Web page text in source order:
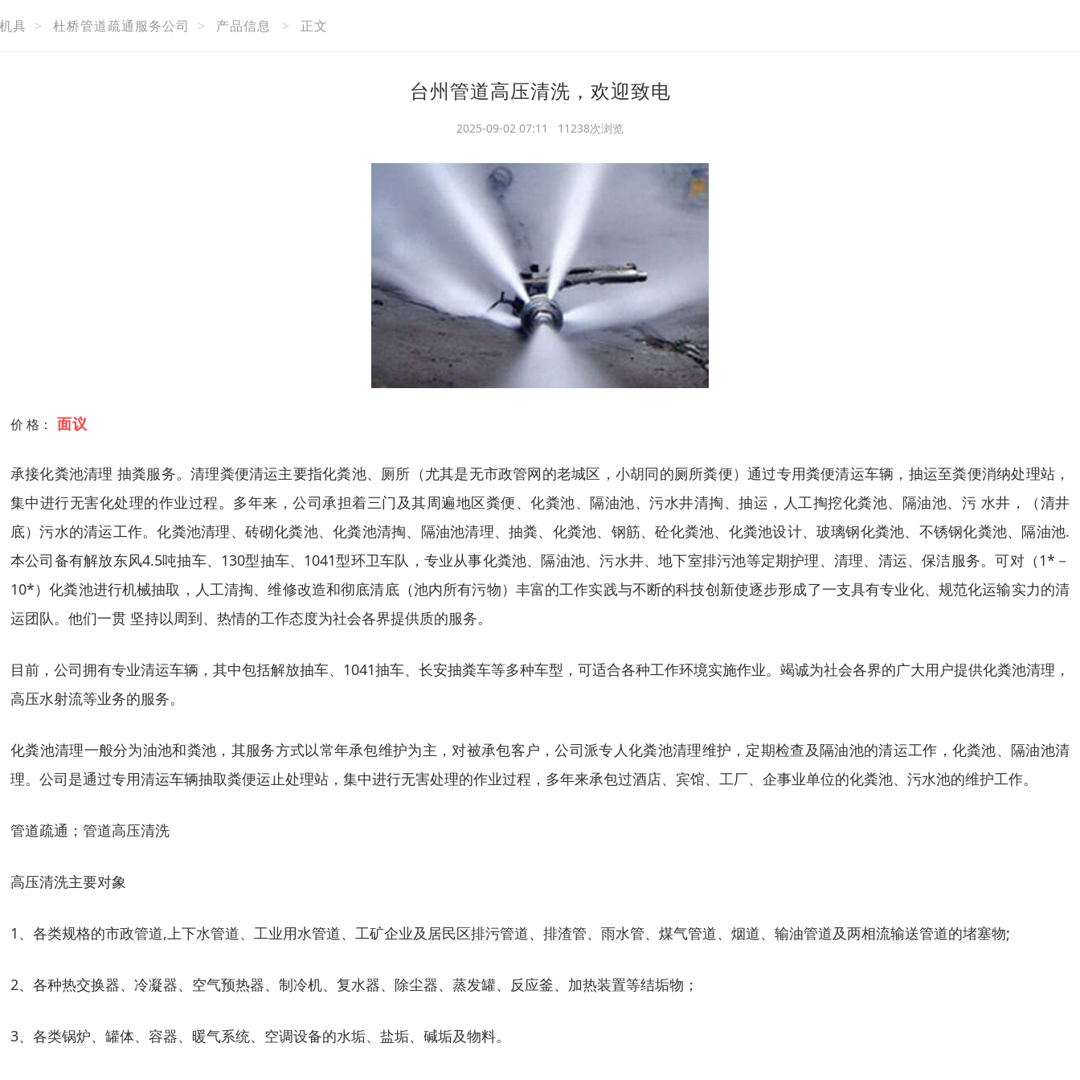
具 > 杜桥管道疏通服务公司 > 产品信息 > 正文
台州管道高压清洗，欢迎致电
2025-09-02 07:11 11238次浏览
价 格： 面议
承接化粪池清理 抽粪服务。清理粪便清运主要指化粪池、厕所（尤其是无市政管网的老城区，小胡同的厕所粪便）通过专用粪便清运车辆，抽运至粪便消纳处理站，
集中进行无害化处理的作业过程。多年来，公司承担着三门及其周遍地区粪便、化粪池、隔油池、污水井清掏、抽运，人工掏挖化粪池、隔油池、污 水井，（清井
底）污水的清运工作。化粪池清理、砖砌化粪池、化粪池清掏、隔油池清理、抽粪、化粪池、钢筋、砼化粪池、化粪池设计、玻璃钢化粪池、不锈钢化粪池、隔油池.
本公司备有解放东风4.5吨抽车、130型抽车、1041型环卫车队，专业从事化粪池、隔油池、污水井、地下室排污池等定期护理、清理、清运、保洁服务。可对（1*－
10*）化粪池进行机械抽取，人工清掏、维修改造和彻底清底（池内所有污物）丰富的工作实践与不断的科技创新使逐步形成了一支具有专业化、规范化运输实力的清
运团队。他们一贯 坚持以周到、热情的工作态度为社会各界提供质的服务。
目前，公司拥有专业清运车辆，其中包括解放抽车、1041抽车、长安抽粪车等多种车型，可适合各种工作环境实施作业。竭诚为社会各界的广大用户提供化粪池清理，
高压水射流等业务的服务。
化粪池清理一般分为油池和粪池，其服务方式以常年承包维护为主，对被承包客户，公司派专人化粪池清理维护，定期检查及隔油池的清运工作，化粪池、隔油池清
理。公司是通过专用清运车辆抽取粪便运止处理站，集中进行无害处理的作业过程，多年来承包过酒店、宾馆、工厂、企事业单位的化粪池、污水池的维护工作。
管道疏通；管道高压清洗
高压清洗主要对象
1、各类规格的市政管道,上下水管道、工业用水管道、工矿企业及居民区排污管道、排渣管、雨水管、煤气管道、烟道、输油管道及两相流输送管道的堵塞物;
2、各种热交换器、冷凝器、空气预热器、制冷机、复水器、除尘器、蒸发罐、反应釜、加热装置等结垢物；
3、各类锅炉、罐体、容器、暖气系统、空调设备的水垢、盐垢、碱垢及物料。